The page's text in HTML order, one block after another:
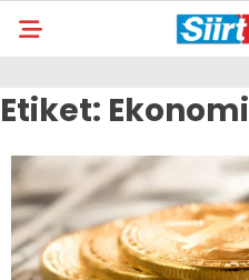
Etiket: Ekonomi